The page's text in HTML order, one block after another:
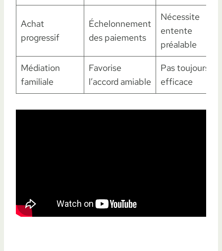
Achat
progressif
Échelonnement
des paiements
Nécessite
entente
préalable
Médiation
familiale
Favorise
l’accord amiable
Pas toujours
efficace